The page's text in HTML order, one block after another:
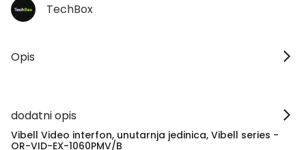
TechBox
Opis
dodatni opis
Vibell Video interfon, unutarnja jedinica, Vibell series -
OR-VID-EX-1060PMV/B